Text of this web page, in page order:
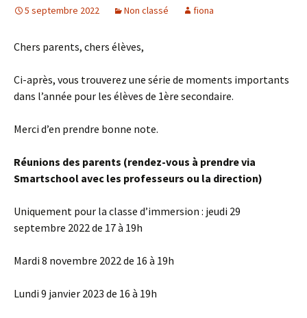
5 septembre 2022 Non classé fiona
Chers parents, chers élèves,
Ci-après, vous trouverez une série de moments importants
dans l’année pour les élèves de 1ère secondaire.
Merci d’en prendre bonne note.
Réunions des parents (rendez-vous à prendre via
Smartschool avec les professeurs ou la direction)
Uniquement pour la classe d’immersion : jeudi 29
septembre 2022 de 17 à 19h
Mardi 8 novembre 2022 de 16 à 19h
Lundi 9 janvier 2023 de 16 à 19h